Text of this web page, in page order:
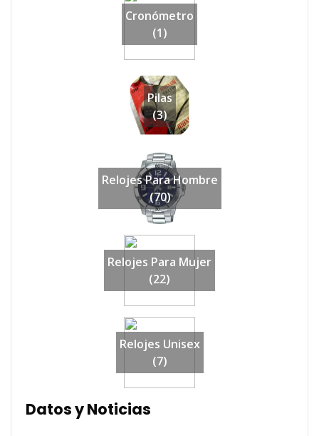
Cronómetro
(1)
Pilas
(3)
Relojes Para Hombre
(70)
Relojes Para Mujer
(22)
Relojes Unisex
(7)
Datos y Noticias